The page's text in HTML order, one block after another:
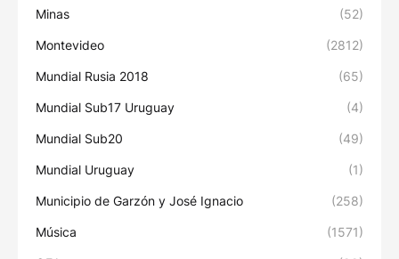
Minas (52)
Montevideo (2812)
Mundial Rusia 2018 (65)
Mundial Sub17 Uruguay (4)
Mundial Sub20 (49)
Mundial Uruguay (1)
Municipio de Garzón y José Ignacio (258)
Música (1571)